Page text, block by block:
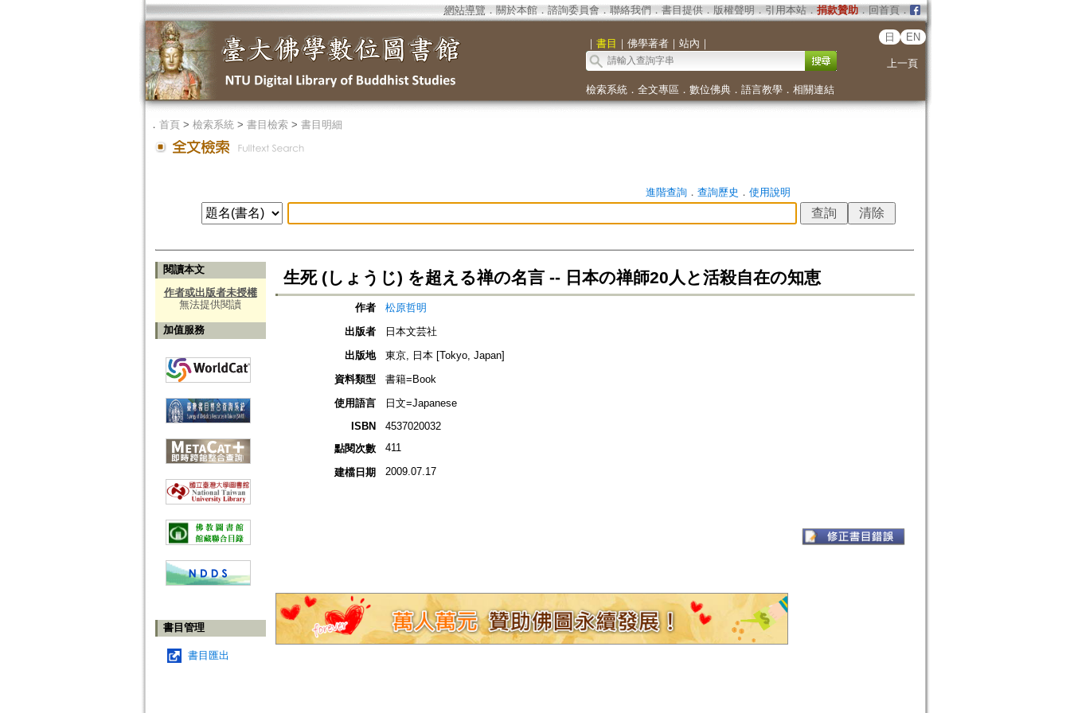
網站導覽 ． 關於本館． 諮詢委員會． 聯絡我們 ． 書目提供． 版權聲明 ． 引用本站． 捐款贊助．回首頁．
｜ 書目 ｜ 佛學著者｜ 站內 ｜
日 EN
上一頁
檢索系統． 全文專區 ． 數位佛典． 語言教學． 相關連結
． 首頁> 檢索系統> 書目檢索> 書目明細
進階查詢． 查詢歷史 ． 使用說明
閱讀本文
作者或出版者未授權
無法提供閱讀
加值服務
書目管理
書目匯出
生死 (しょうじ) を超える禅の名言 -- 日本の禅師20人と活殺自在の知恵
作者
松原哲明
出版者
日本文芸社
出版地
東京, 日本 [Tokyo, Japan]
資料類型
書籍=Book
使用語言
日文=Japanese
ISBN
4537020032
點閱次數
411
建檔日期 2009.07.17